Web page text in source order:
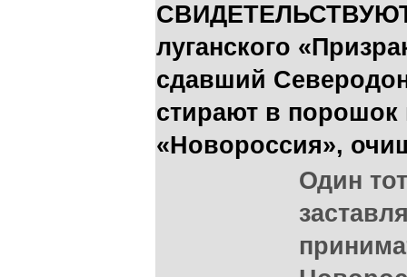
луганского
сдавший
стирают в
«Новороссия»,
Один